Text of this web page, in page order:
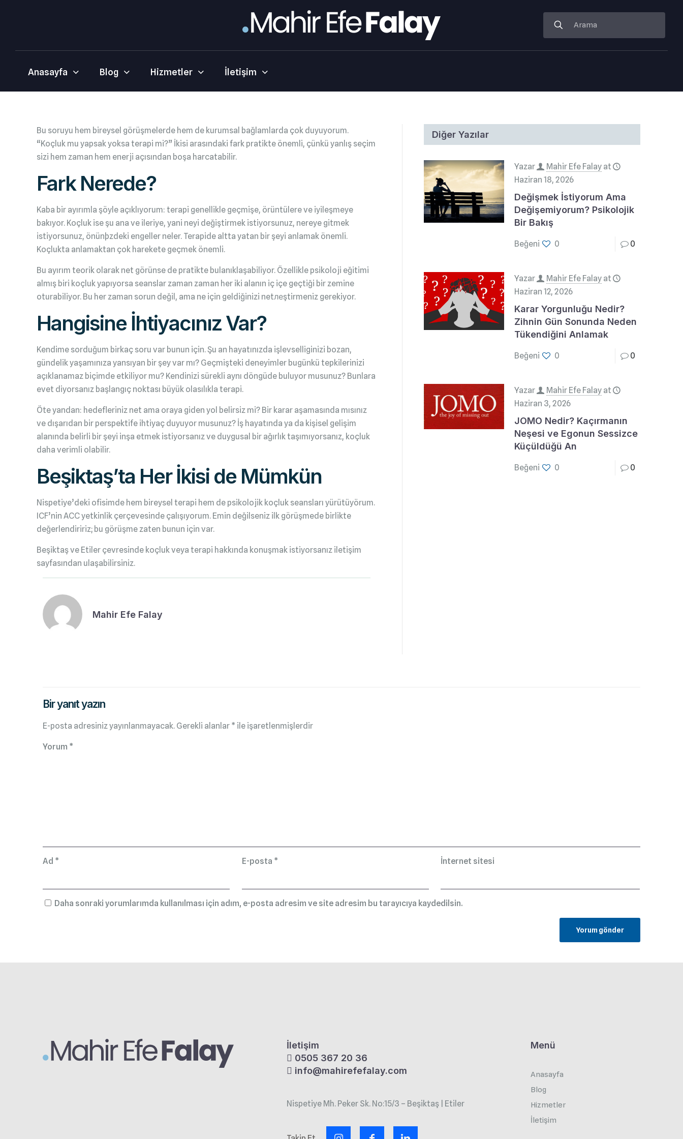
Anasayfa Blog Hizmetler İletişim
Bu soruyu hem bireysel görüşmelerde hem de kurumsal bağlamlarda çok duyuyorum.
“Koçluk mu yapsak yoksa terapi mi?” İkisi arasındaki fark pratikte önemli, çünkü yanlış seçim
sizi hem zaman hem enerji açısından boşa harcatabilir.
Fark Nerede?
Kaba bir ayırımla şöyle açıklıyorum: terapi genellikle geçmişe, örüntülere ve iyileşmeye
bakıyor. Koçluk ise şu ana ve ileriye, yani neyi değiştirmek istiyorsunuz, nereye gitmek
istiyorsunuz, önünþzdeki engeller neler. Terapide altta yatan bir şeyi anlamak önemli.
Koçlukta anlamaktan çok harekete geçmek önemli.
Bu ayırım teorik olarak net görünse de pratikte bulanıklaşabiliyor. Özellikle psikoloji eğitimi
almış biri koçluk yapıyorsa seanslar zaman zaman her iki alanın iç içe geçtiği bir zemine
oturabiliyor. Bu her zaman sorun değil, ama ne için geldiğinizi netлеştirmeniz gerekiyor.
Hangisine İhtiyacınız Var?
Kendime sorduğum birkaç soru var bunun için. Şu an hayatınızda işlevselliginizi bozan,
gündelik yaşamınıza yansıyan bir şey var mı? Geçmişteki deneyimler bugünkü tepkilerinizi
açıklanamaz biçimde etkiliyor mu? Kendinizi sürekli aynı döngüde buluyor musunuz? Bunlara
evet diyorsanız başlangıç noktası büyük olasılıkla terapi.
Öte yandan: hedefleriniz net ama oraya giden yol belirsiz mi? Bir karar aşamasında mısınız
ve dışarıdan bir perspektife ihtiyaç duyuyor musunuz? İş hayatında ya da kişisel gelişim
alanında belirli bir şeyi inşa etmek istiyorsanız ve duygusal bir ağırlık taşımıyorsanız, koçluk
daha verimli olabilir.
Beşiktaş’ta Her İkisi de Mümkün
Nispetiye’deki ofisimde hem bireysel terapi hem de psikolojik koçluk seansları yürütüyörum.
ICF’nin ACC yetkinlik çerçevesinde çalışıyorum. Emin değilseniz ilk görüşmede birlikte
değerlendiririz; bu görüşme zaten bunun için var.
Beşiktaş ve Etiler çevresinde koçluk veya terapi hakkında konuşmak istiyorsanız iletişim
sayfasından ulaşabilirsiniz.
Mahir Efe Falay
Diğer Yazılar
Yazar Mahir Efe Falay at
Haziran 18, 2026
Değişmek İstiyorum Ama
Değişemiyorum? Psikolojik
Bir Bakış
Beğeni 0 0
Yazar Mahir Efe Falay at
Haziran 12, 2026
Karar Yorgunluğu Nedir?
Zihnin Gün Sonunda Neden
Tükendiğini Anlamak
Beğeni 0 0
Yazar Mahir Efe Falay at
Haziran 3, 2026
JOMO Nedir? Kaçırmanın
Neşesi ve Egonun Sessizce
Küçüldüğü An
Beğeni 0 0
Bir yanıt yazın
E-posta adresiniz yayınlanmayacak. Gerekli alanlar * ile işaretlenmişlerdir
Yorum *
Ad * E-posta * İnternet sitesi
Daha sonraki yorumlarımda kullanılması için adım, e-posta adresim ve site adresim bu tarayıcıya kaydedilsin.
İletişim
0505 367 20 36
info@mahirefefalay.com
Nispetiye Mh. Peker Sk. No:15/3 – Beşiktaş | Etiler
Menü
Anasayfa
Blog
Hizmetler
İletişim